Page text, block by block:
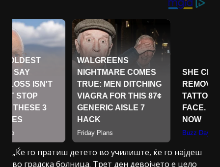
„Ќе го пратиш детето во училиште, ќе го најдеш
во градска болница. Трет ден девојчето е цело